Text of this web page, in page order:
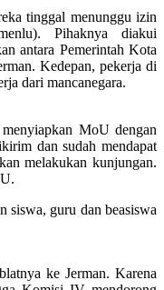
tinggal menunggu izin
Pihaknya diakui
antara Pemerintah Kota
Kedepan, pekerja di
dari mancanegara.
MoU dengan
dan sudah mendapat
melakukan kunjungan.
siswa, guru dan beasiswa
ke Jerman. Karena